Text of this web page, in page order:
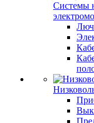
Системы